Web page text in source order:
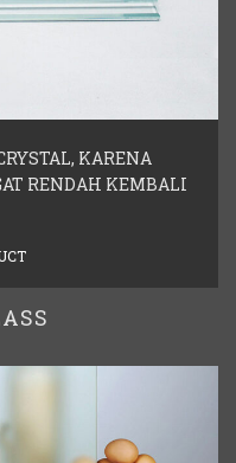
KARENA
RENDAH KEMBALI